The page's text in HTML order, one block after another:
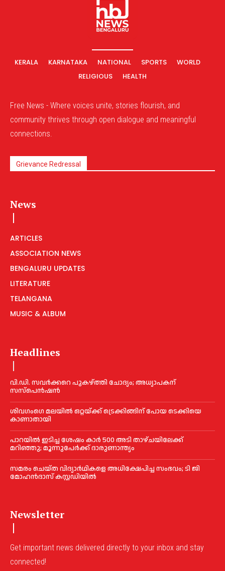
KERALA KARNATAKA NATIONAL SPORTS
WORLD
RELIGIOUS
HEALTH
Free News - Where voices unite, stories flourish, and
community thrives through open dialogue and meaningful
connections.
Grievance Redressal
News
ARTICLES
ASSOCIATION NEWS
BENGALURU UPDATES
LITERATURE
TELANGANA
MUSIC & ALBUM
Headlines
വി.ഡി. സവർക്കറെ പുകഴ്ത്തി ചോദ്യം; അധ്യാപകന്
സസ്പെൻഷൻ
ശിവഗംഗെ മലയിൽ ഒറ്റയ്ക്ക് ട്രെക്കിങ്ങിന് പോയ ടെക്കിയെ
കാണാതായി
പാറയിൽ ഇടിച്ച ശേഷം കാർ 500 അടി താഴ്ചയിലേക്ക്
മറിഞ്ഞു; മൂന്നുപേർക്ക് ദാരുണാന്ത്യം
സമരം ചെയ്ത വിദ്യാര്‍ഥികളെ അധിക്ഷേപിച്ച സംഭവം; ടി ജി
മോഹന്‍ദാസ് കസ്റ്റഡിയിൽ
Newsletter
Get important news delivered directly to your inbox and stay
connected!